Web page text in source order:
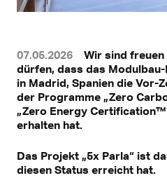
07.05.2026
Wir sind freuen
dürfen, dass das Modulbau-
in Madrid, Spanien die Vor-
der Programme „Zero
„Zero Energy
erhalten hat.
Das Projekt „5x Parla“ ist
diesen Status erreicht hat.